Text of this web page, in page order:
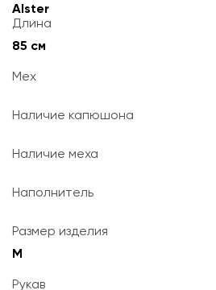
Alster
Длина
85 см
Мех
Наличие капюшона
Наличие меха
Наполнитель
Размер изделия
M
Рукав